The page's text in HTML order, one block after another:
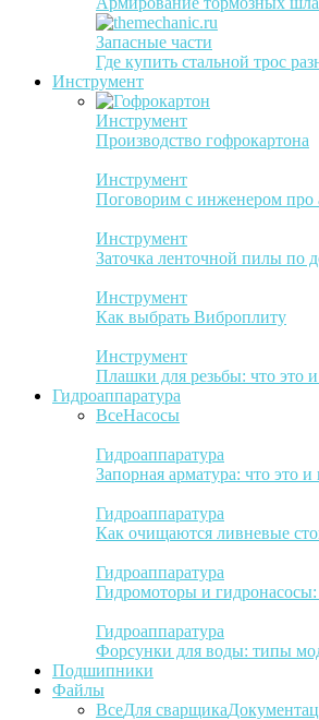
Запасные части
Где купить стальной трос
Инструмент
Инструмент
Производство гофрокартона
Инструмент
Поговорим с инженером
Инструмент
Заточка ленточной пилы по
Инструмент
Как выбрать Виброплиту
Инструмент
Плашки для резьбы: что это
Гидроаппаратура
ВсеНасосы
Гидроаппаратура
Запорная арматура: что это и
Гидроаппаратура
Как очищаются ливневые
Гидроаппаратура
Гидромоторы и
Гидроаппаратура
Форсунки для воды: типы
Подшипники
Файлы
ВсеДля сварщика